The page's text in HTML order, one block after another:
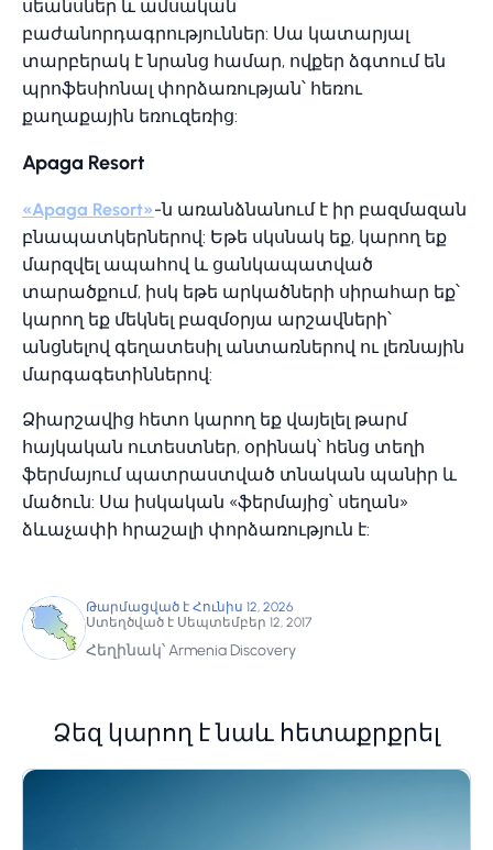
սեանսներ և ամսական
բաժանորդագրություններ: Սա կատարյալ
տարբերակ է նրանց համար, ովքեր ձգտում են
պրոֆեսիոնալ փորձառության՝ հեռու
քաղաքային եռուզեռից:
Apaga Resort
«Apaga Resort»-ն առանձնանում է իր բազմազան
բնապատկերներով: Եթե սկսնակ եք, կարող եք
մարզվել ապահով և ցանկապատված
տարածքում, իսկ եթե արկածների սիրահար եք՝
կարող եք մեկնել բազմօրյա արշավների՝
անցնելով գեղատեսիլ անտառներով ու լեռնային
մարգագետիններով:
Ձիարշավից հետո կարող եք վայելել թարմ
հայկական ուտեստներ, օրինակ՝ հենց տեղի
ֆերմայում պատրաստված տնական պանիր և
մածուն: Սա իսկական «ֆերմայից՝ սեղան»
ձևաչափի հրաշալի փորձառություն է:
Ստեղծված է Սեպտեմբեր 12, 2017
Թարմացված է Հունիս 12, 2026
Հեղինակ՝ Armenia Discovery
Ձեզ կարող է նաև հետաքրքրել